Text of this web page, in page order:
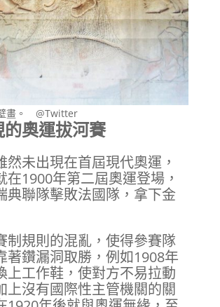
畫。 @Twitter
奧運拔河賽
然未出現在首屆現代奧運，
在1900年第二屆奧運登場，
典聯隊擊敗法國隊，拿下金
制規則的混亂，使得參賽隊
著鑽漏洞取勝，例如1908年
上工作鞋，使對方不易拉動
上沒有國際性主管機關的關